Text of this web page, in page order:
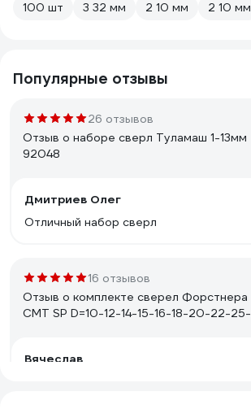
100 шт
3 32 мм 2 10 мм 2 10 мм
Популярные отзывы
26 отзывов
Отзыв о наборе сверл Туламаш 1-13мм
92048
Дмитриев Олег
Отличный набор сверл
16 отзывов
Отзыв о комплекте сверел Форстнера
CMT SP D=10-12-14-15-16-18-20-22-25-
Вячеслав